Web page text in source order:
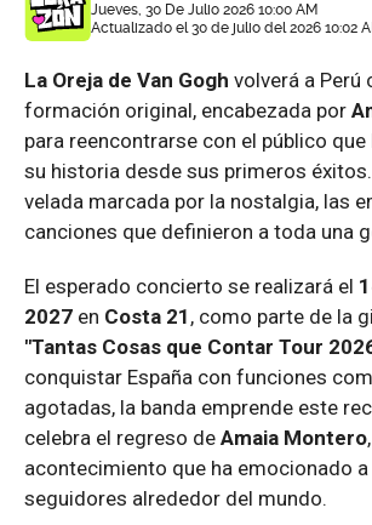
Jueves, 30 De Julio 2026 10:00 AM
Actualizado el 30 de julio del 2026 10:02
La Oreja de Van Gogh volverá a Perú
formación original, encabezada por
para reencontrarse con el público
su historia desde sus primeros
velada marcada por la nostalgia, las
canciones que definieron a toda una
El esperado concierto se realizará el
2027 en Costa 21 , como parte de la
"Tantas Cosas que Contar Tour
conquistar España con funciones
agotadas, la banda emprende este
celebra el regreso de Amaia Montero
acontecimiento que ha emocionado
seguidores alrededor del mundo.